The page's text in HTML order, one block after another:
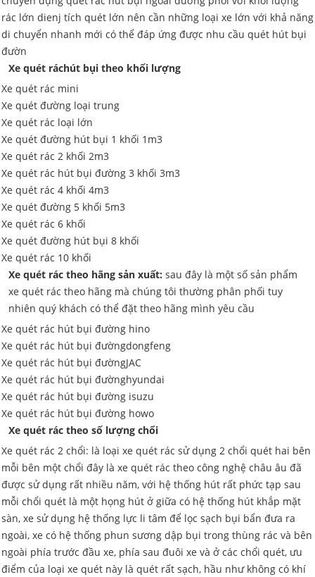
rác lớn dienj tích quét lớn nên cần những loại xe lớn với khả năng
di chuyển nhanh mới có thể đáp ứng được nhu cầu quét hút bụi
đườn
Xe quét ráchút​ bụi theo khối lượng
Xe quét rác mini
Xe quét đường loại trung
Xe quét rác loại lớn
Xe quét đường hút bụi 1 khối 1m3
Xe quét rác 2 khối 2m3
Xe quét rác hút bụi đường 3 khối 3m3
Xe quét rác 4 khối 4m3
Xe quét đường 5 khối 5m3
Xe quét rác 6 khối
Xe quét đường hút bụi 8 khối
Xe quét rác 10 khối
Xe quét rác theo hãng sản xuất: sau đây là một số sản phẩm
xe quét rác theo hãng mà chúng tôi thường phân phối tuy
nhiên quý khách có thể đặt theo hãng mình yêu cầu
Xe quét rác hút bụi đường hino
Xe quét rác hút bụi đườngdongfeng
Xe quét rác hút bụi đườngJAC
Xe quét rác hút bụi đườnghyundai
Xe quét rác hút bụi đường isuzu
Xe quét rác hút bụi đường howo
Xe quét rác theo số lượng chổi
Xe quét rác 2 chổi: là loại xe quét rác sử dụng 2 chổi quét hai bên
mỗi bên một chổi đây là xe quét rác theo công nghệ châu âu đã
được sử dụng rất nhiều năm, với hệ thống hút rất phức tạp sau
mỗi chổi quét là một họng hút ở giữa có hệ thống hút khắp mặt
sàn, xe sử dụng hệ thống lực li tâm để lọc sạch bụi bẩn đưa ra
ngoài, xe có hệ thống phun sương dập bụi trong thùng rác và bên
ngoài phía trước đầu xe, phía sau đuôi xe và ở các chổi quét, ưu
điểm của loại xe quét này là quét rất sạch, hầu như không có khí